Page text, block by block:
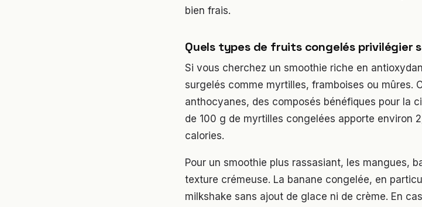
bien frais.
Quels types de fruits congelés privilégier
Si vous cherchez un smoothie riche en
surgelés comme myrtilles, framboises ou mûres.
anthocyanes, des composés bénéfiques pour la
de 100 g de myrtilles congelées apporte environ
calories.
Pour un smoothie plus rassasiant, les mangues,
texture crémeuse. La banane congelée, en
milkshake sans ajout de glace ni de crème. En